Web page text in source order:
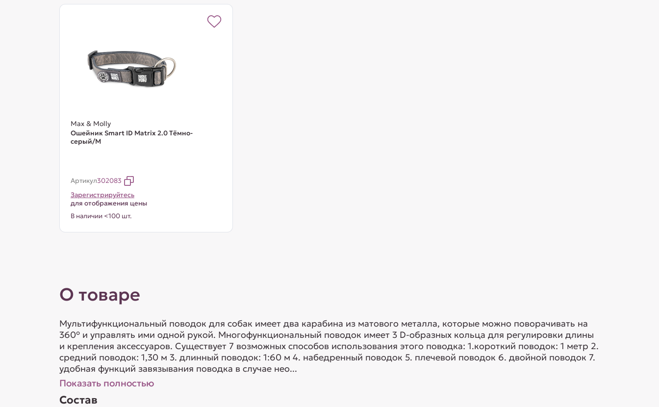
Max & Molly
Ошейник Smart ID Matrix 2.0 Тёмно-
серый/M
Артикул302083
Зарегистрируйтесь
для отображения цены
В наличии <100 шт.
О товаре
Мультифункциональный поводок для собак имеет два карабина из матового металла, которые можно поворачивать на
360° и управлять ими одной рукой. Многофункциональный поводок имеет 3 D-образных кольца для регулировки длины
и крепления аксессуаров. Существует 7 возможных способов использования этого поводка: 1.короткий поводок: 1 метр 2.
средний поводок: 1,30 м 3. длинный поводок: 1:60 м 4. набедренный поводок 5. плечевой поводок 6. двойной поводок 7.
удобная функций завязывания поводка в случае нео...
Показать полностью
Состав